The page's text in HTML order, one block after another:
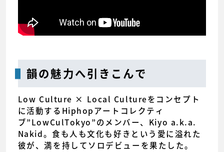
韻の魅力へ引きこんで
Low Culture × Local Cultureをコンセプト
に活動するHiphopアートコレクティ
ブ”LowCulTokyo”のメンバー、Kiyo a.k.a.
Nakid。食も人も文化も好きという愛に溢れた
彼が、満を持してソロデビューを果たした。